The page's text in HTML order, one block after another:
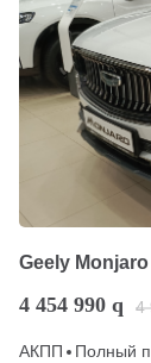
Geely Monjaro
4 454 990 q 4
АКПП Полный